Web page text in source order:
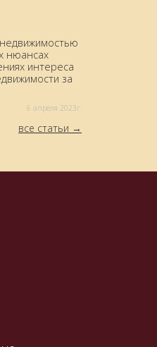
нюансах
интереса
за
6 aпреля 2023г.
все статьи